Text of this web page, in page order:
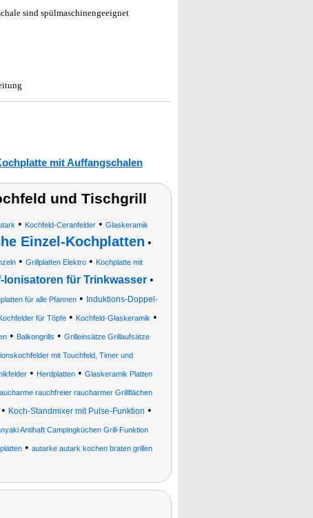
sind spülmaschinengeeignet
mit Auffangschalen
und Tischgrill
• Kochfeld-Ceranfelder• Glaskeramik
Einzel-Kochplatten •
• Grillplatten Elektro • Kochplatte mit
Ionisatoren für Trinkwasser•
für alle Pfannen• Induktions-Doppel-
für Töpfe• Kochfeld-Glaskeramik •
• Balkongrills • Grilleinsätze Grillaufsätze
mit Touchfeld, Timer und
• Herdplatten• Glaskeramik Platten
rauchfreier raucharmer Grillflächen
• Koch-Standmixer mit Pulse-Funktion •
Antihaft Campingküchen Grill-Funktion
• autarke autark kochen braten grillen